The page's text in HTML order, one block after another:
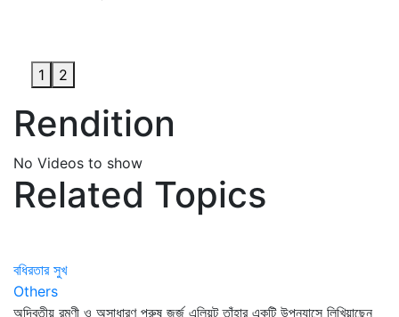
1 2
Rendition
No Videos to show
Related Topics
বধিরতার সুখ
Others
অদ্বিতীয় রমণী ও অসাধারণ পুরুষ জর্জ এলিয়ট তাঁহার একটি উপন্যাসে লিখিয়াছেন